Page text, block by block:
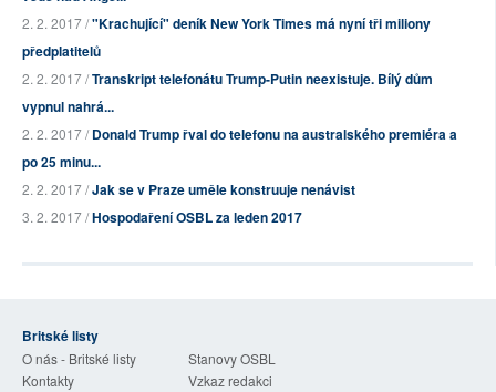
2. 2. 2017 /"Krachující" deník New York Times má nyní tři miliony
předplatitelů
2. 2. 2017 /Transkript telefonátu Trump-Putin neexistuje. Bílý dům
vypnul nahrá...
2. 2. 2017 /Donald Trump řval do telefonu na australského premiéra a
po 25 minu...
2. 2. 2017 /Jak se v Praze uměle konstruuje nenávist
3. 2. 2017 /Hospodaření OSBL za leden 2017
Britské listy
O nás - Britské listy
Stanovy OSBL
Kontakty
Vzkaz redakci